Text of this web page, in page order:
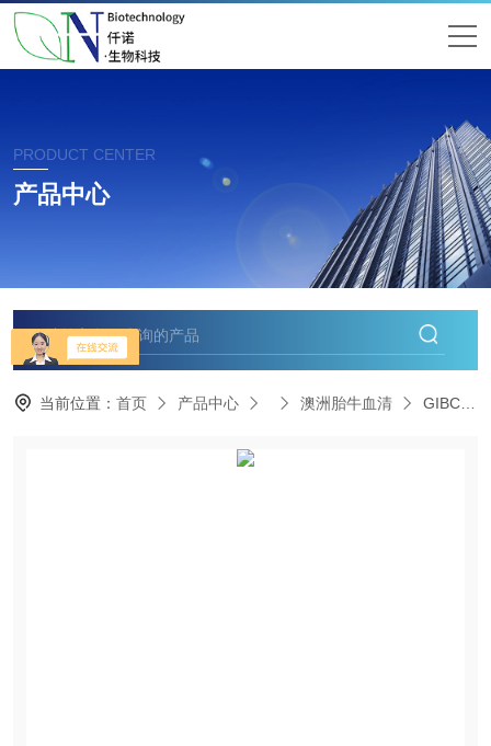
PRODUCT CENTER
产品中心
当前位置： 首页 产品中心 澳洲胎牛血清 GIBCOGIBCO10270-106南美源胎牛血清现货供应